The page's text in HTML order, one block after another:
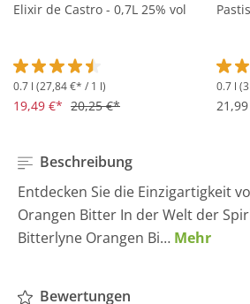
Elixir de Castro - 0,7L 25% vol
Durchschnittliche Bewertung von 4.5
0.7 l (27,84 €* / 1 l)
19,49 €* 20,25 €*
0.7 l
Beschreibung
Entdecken Sie die Einzigartigkeit
Orangen Bitter In der Welt der
Bitterlyne Orangen Bi… Mehr
Bewertungen